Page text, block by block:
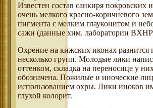
Известен состав санкиря покровских
очень мелкого красно-коричневого
пигмента с мелким глауконитом и
сажи (данные хим. лаборатории
Охрение на кижских иконах разнится
несколько групп. Молодые лики
оттенком, складка на переносице у
обозначена. Пожилые и иноческие
использованием охры. Лики иноков
глухой колорит.